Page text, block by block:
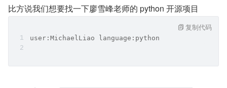
比方说我们想要找一下廖雪峰老师的 python 开源项目
user:MichaelLiao language:python
复制代码